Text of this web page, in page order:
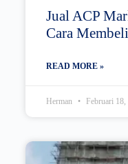
Jual ACP
Cara
READ MORE »
Herman Februari